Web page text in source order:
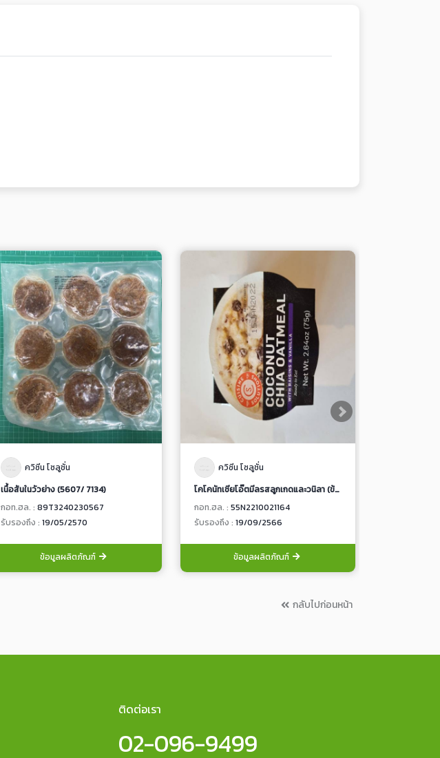
ควิซีน โซลูชั่น
เนื้อสันในวัวย่าง (5607/ 7134)
กอท.ฮล. : 89T3240230567
รับรองถึง : 19/05/2570
ข้อมูลผลิตภัณฑ์
ควิซีน โซลูชั่น
โคโคนัทเชียโอ๊ตมีลรสลูกเกดและวนิลา (ข้าวโอ๊ตผสมเมล็ดเจียในน้ำกะทิรสลูกเกดและวนิลา)
กอท.ฮล. : 55N2210021164
รับรองถึง : 19/09/2566
ข้อมูลผลิตภัณฑ์
กลับไปก่อนหน้า
ติดต่อเรา
02-096-9499